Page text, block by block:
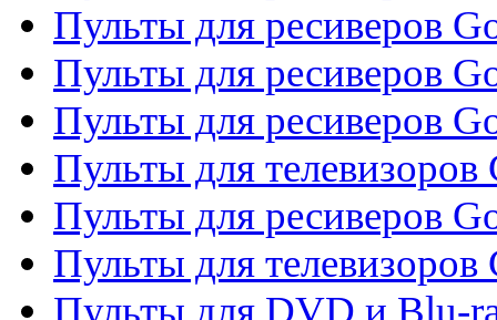
Пульты для ресиверов
Пульты для ресиверов
Пульты для ресиверов
Пульты для телевизоров
Пульты для ресиверов
Пульты для телевизоров
Пульты для DVD и Blu-